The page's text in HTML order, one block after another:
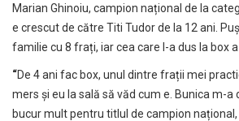
Marian Ghinoiu, campion național de la
e crescut de către Titi Tudor de la 12 ani.
familie cu 8 frați, iar cea care l-a dus la box
“De 4 ani fac box, unul dintre frații mei
mers și eu la sală să văd cum e. Bunica m-a
bucur mult pentru titlul de campion